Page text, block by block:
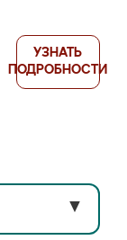
УЗНАТЬ
ПОДРОБНОСТИ
▼